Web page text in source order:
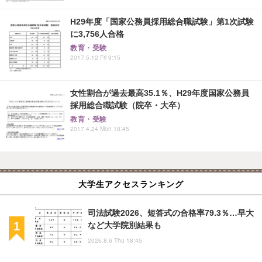
H29年度「国家公務員採用総合職試験」第1次試験
に3,756人合格
教育・受験
2017.5.12 Fri 9:15
女性割合が過去最高35.1％、H29年度国家公務員
採用総合職試験（院卒・大卒）
教育・受験
2017.4.24 Mon 18:45
大学生アクセスランキング
司法試験2026、短答式の合格率79.3％…早大
など大学院別結果も
2026.8.6 Thu 18:45